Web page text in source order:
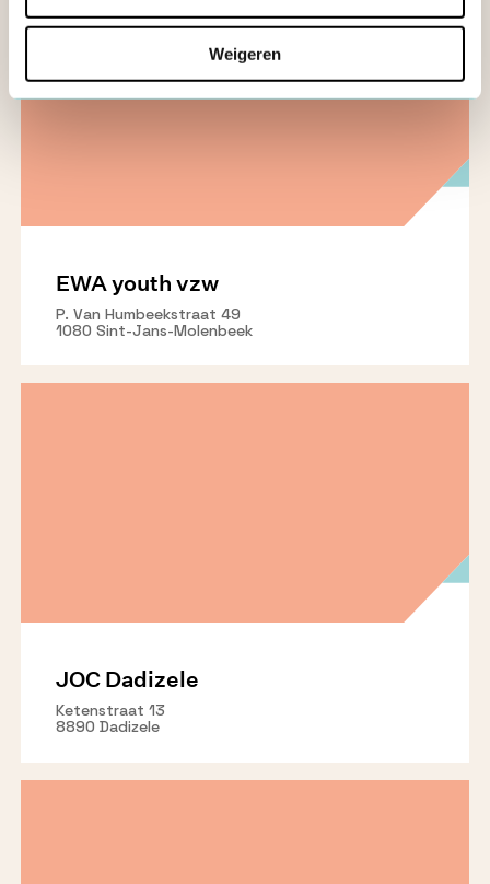
Weigeren
EWA youth vzw
P. Van Humbeekstraat 49
1080 Sint-Jans-Molenbeek
JOC Dadizele
Ketenstraat 13
8890 Dadizele